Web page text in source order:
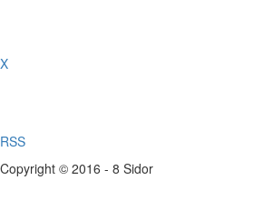
X
RSS
Copyright © 2016 - 8 Sidor